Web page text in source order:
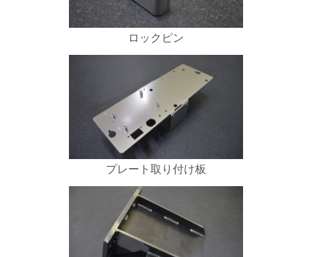
ロックピン
プレート取り付け板